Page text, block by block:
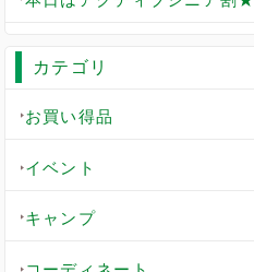
カテゴリ
お買い得品
イベント
キャンプ